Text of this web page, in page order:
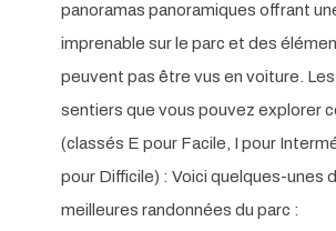
panoramas panoramiques offrant
imprenable sur le parc et des
peuvent pas être vus en voiture.
sentiers que vous pouvez explorer
(classés E pour Facile, I pour
pour Difficile) : Voici quelques-unes
meilleures randonnées du parc :